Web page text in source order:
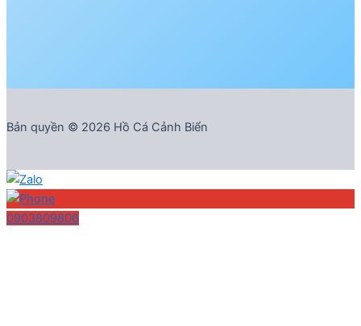
Bản quyền © 2026 Hồ Cá Cảnh Biển
0903809806